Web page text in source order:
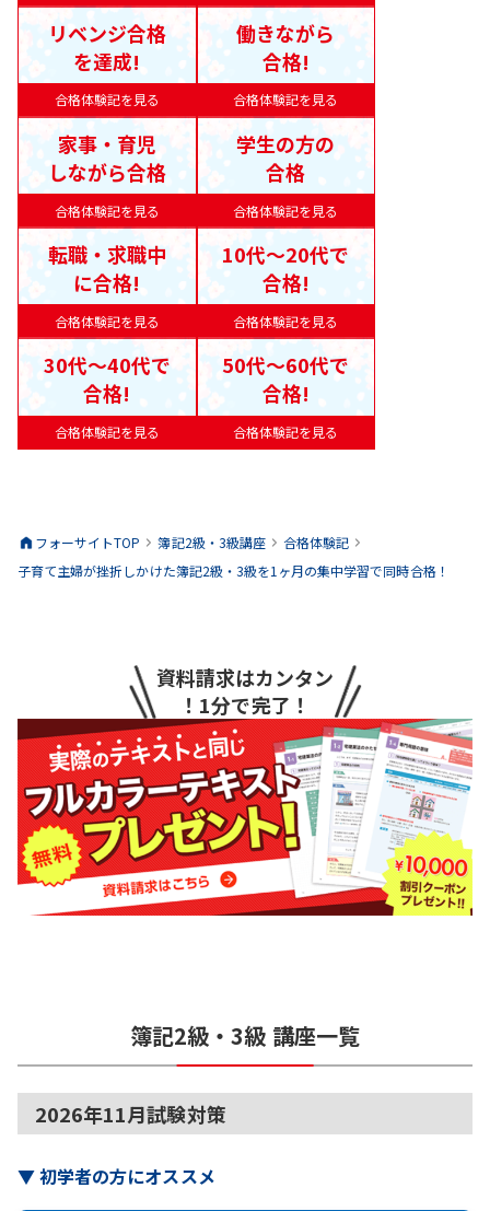
合格体験記を見る
リベンジ合格
を達成!
合格体験記を見る
働きながら
合格!
合格体験記を見る
家事・育児
しながら合格
合格体験記を見る
学生の方の
合格
合格体験記を見る
転職・求職中
に合格!
合格体験記を見る
10代〜20代で
合格!
合格体験記を見る
30代〜40代で
合格!
合格体験記を見る
50代〜60代で
合格!
フォーサイトTOP 簿記2級・3級講座
合格体験記
子育て主婦が挫折しかけた簿記2級・3級を1ヶ月の集中学習で同時合格！
資料請求はカンタン
！1分で完了！
簿記2級・3級 講座一覧
2026年11月試験対策
▼初学者の方にオススメ